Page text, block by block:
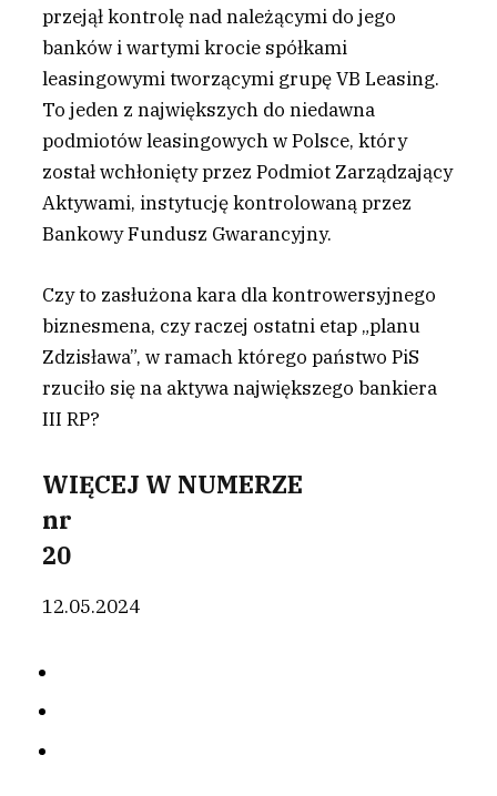
przejął kontrolę nad należącymi do jego
banków i wartymi krocie spółkami
leasingowymi tworzącymi grupę VB Leasing.
To jeden z największych do niedawna
podmiotów leasingowych w Polsce, który
został wchłonięty przez Podmiot Zarządzający
Aktywami, instytucję kontrolowaną przez
Bankowy Fundusz Gwarancyjny.
Czy to zasłużona kara dla kontrowersyjnego
biznesmena, czy raczej ostatni etap „planu
Zdzisława”, w ramach którego państwo PiS
rzuciło się na aktywa największego bankiera
III RP?
WIĘCEJ W NUMERZE
nr
20
12.05.2024